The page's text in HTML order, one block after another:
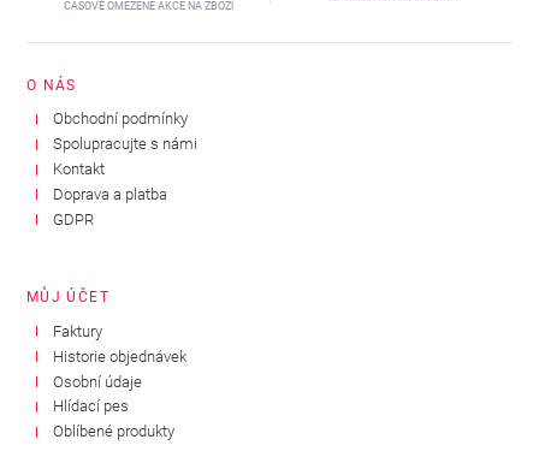
ČASOVĚ OMEZENÉ AKCE NA ZBOŽÍ
O NÁS
Obchodní podmínky
Spolupracujte s námi
Kontakt
Doprava a platba
GDPR
MŮJ ÚČET
Faktury
Historie objednávek
Osobní údaje
Hlídací pes
Oblíbené produkty